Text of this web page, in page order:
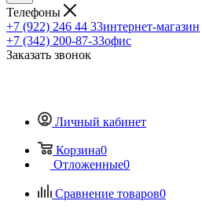
Телефоны
+7 (922) 246 44 33интернет-магазин
+7 (342) 200-87-33офис
Заказать звонок
Личный кабинет
Корзина0
Отложенные0
Сравнение товаров0